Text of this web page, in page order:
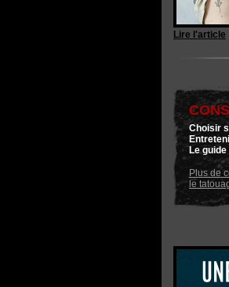
Lire l'article
Choisir
Le
Plus de
le